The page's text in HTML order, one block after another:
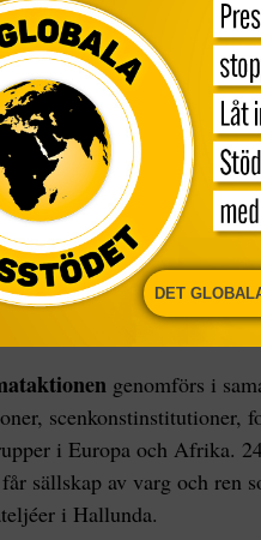
på flykt över Makokofloden i
genomförs i
scenkonstinstitutioner,
i Europa och Afrika.
sällskap av varg och ren
i Hallunda.
DET